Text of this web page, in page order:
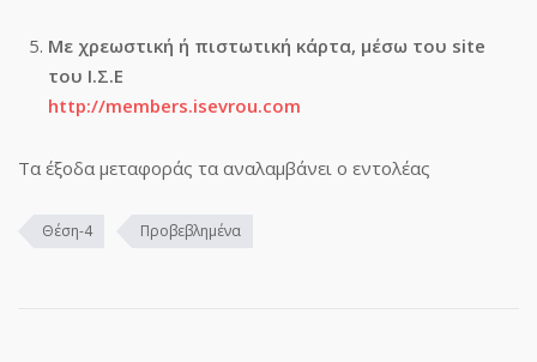
Με χρεωστική ή πιστωτική κάρτα, μέσω του site
του Ι.Σ.Ε
http://members.isevrou.com
Τα έξοδα μεταφοράς τα αναλαμβάνει ο εντολέας
Θέση-4 Προβεβλημένα